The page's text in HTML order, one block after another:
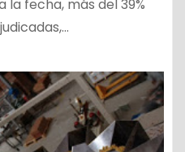
la fecha, más del 39%